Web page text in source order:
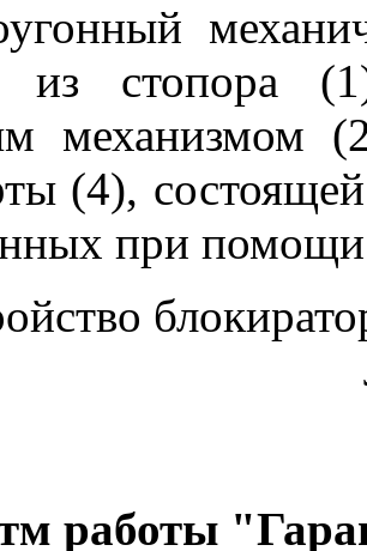
из стопора
механизмом
(4),
при
работы